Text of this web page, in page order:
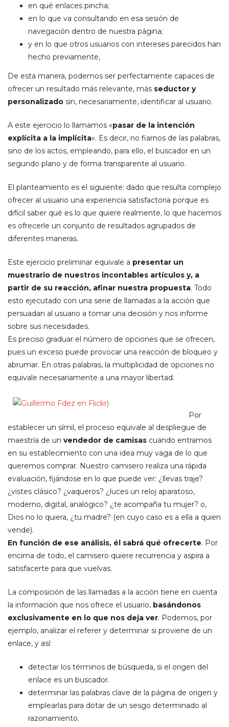
en qué enlaces pincha;
en lo que va consultando en esa sesión de
navegación dentro de nuestra página;
y en lo que otros usuarios con intereses parecidos han
hecho previamente,
De esta manera, podemos ser perfectamente capaces de
ofrecer un resultado más relevante, más seductor y
personalizado sin, necesariamente, identificar al usuario.
A este ejercicio lo llamamos «pasar de la intención
explícita a la implícita«. Es decir, no fiarnos de las palabras,
sino de los actos, empleando, para ello, el buscador en un
segundo plano y de forma transparente al usuario.
El planteamiento es el siguiente: dado que resulta complejo
ofrecer al usuario una experiencia satisfactoria porque es
difícil saber qué es lo que quiere realmente, lo que hacemos
es ofrecerle un conjunto de resultados agrupados de
diferentes maneras.
Este ejercicio preliminar equivale a presentar un
muestrario de nuestros incontables artículos y, a
partir de su reacción, afinar nuestra propuesta. Todo
esto ejecutado con una serie de llamadas a la acción que
persuadan al usuario a tomar una decisión y nos informe
sobre sus necesidades.
Es preciso graduar el número de opciones que se ofrecen,
pues un exceso puede provocar una reacción de bloqueo y
abrumar. En otras palabras, la multiplicidad de opciones no
equivale necesariamente a una mayor libertad.
Por
establecer un símil, el proceso equivale al despliegue de
maestría de un vendedor de camisas cuando entramos
en su establecimiento con una idea muy vaga de lo que
queremos comprar. Nuestro camisero realiza una rápida
evaluación, fijándose en lo que puede ver: ¿llevas traje?
¿vistes clásico? ¿vaqueros? ¿luces un reloj aparatoso,
moderno, digital, analógico? ¿te acompaña tu mujer? o,
Dios no lo quiera, ¿tu madre? (en cuyo caso es a ella a quien
vende).
En función de ese análisis, él sabrá qué ofrecerte. Por
encima de todo, el camisero quiere recurrencia y aspira a
satisfacerte para que vuelvas.
La composición de las llamadas a la acción tiene en cuenta
la información que nos ofrece el usuario, basándonos
exclusivamente en lo que nos deja ver. Podemos, por
ejemplo, analizar el referer y determinar si proviene de un
enlace, y así:
detectar los términos de búsqueda, si el origen del
enlace es un buscador.
determinar las palabras clave de la página de origen y
emplearlas para dotar de un sesgo determinado al
razonamiento.